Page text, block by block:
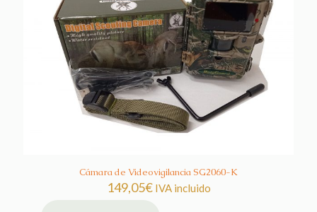
Cámara de Videovigilancia SG2060-K
149,05€ IVA incluido